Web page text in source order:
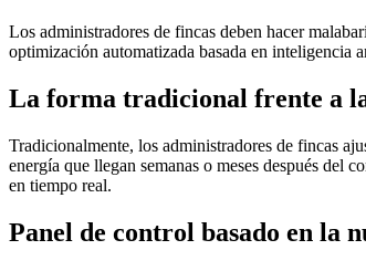
Los administradores de fincas deben hacer
optimización automatizada basada en inteligencia
La forma tradicional frente a
Tradicionalmente, los administradores de fincas
energía que llegan semanas o meses después del
en tiempo real.
Panel de control basado en la